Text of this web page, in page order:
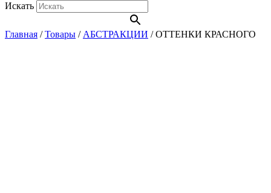
Искать
Главная /Товары / АБСТРАКЦИИ /ОТТЕНКИ КРАСНОГО